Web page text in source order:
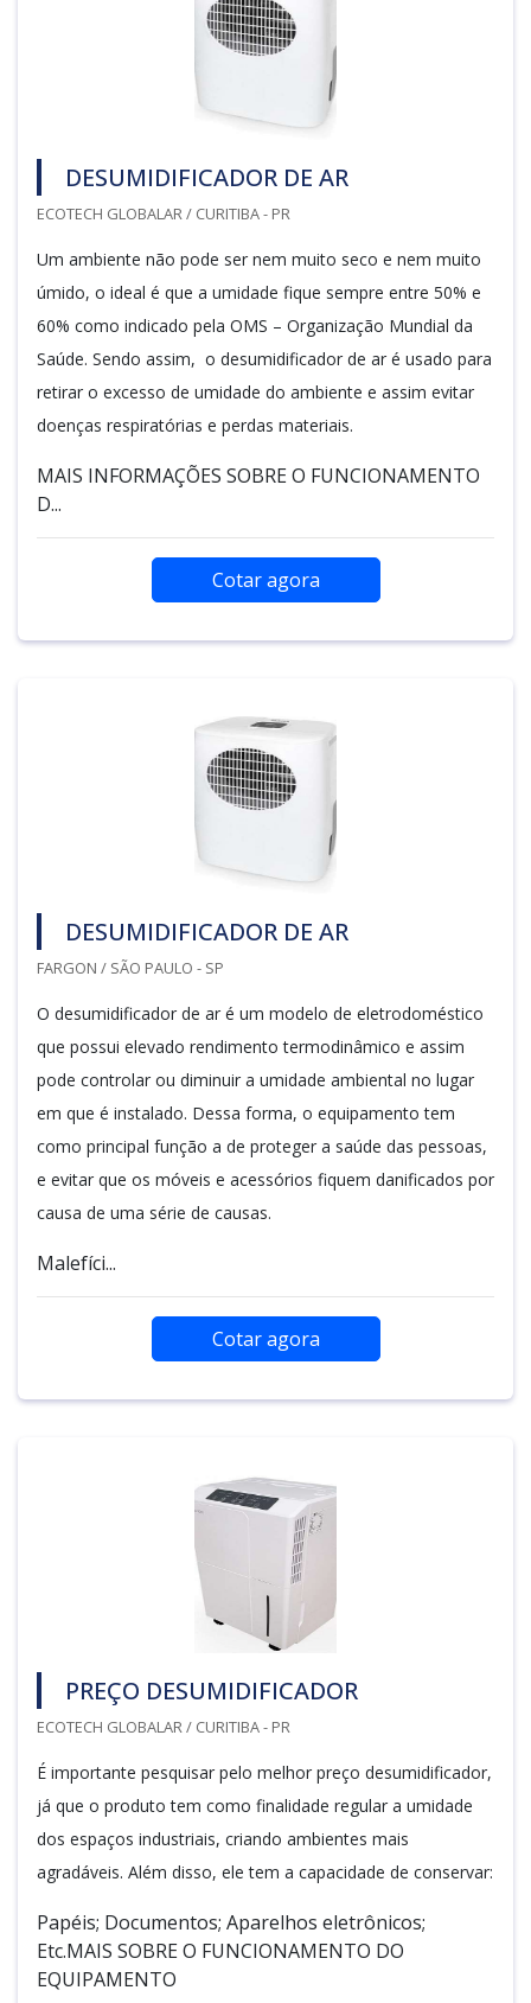
DESUMIDIFICADOR DE AR
ECOTECH GLOBALAR / CURITIBA - PR
Um ambiente não pode ser nem muito seco e nem muito
úmido, o ideal é que a umidade fique sempre entre 50% e
60% como indicado pela OMS – Organização Mundial da
Saúde. Sendo assim, o desumidificador de ar é usado para
retirar o excesso de umidade do ambiente e assim evitar
doenças respiratórias e perdas materiais.
MAIS INFORMAÇÕES SOBRE O FUNCIONAMENTO
D...
Cotar agora
DESUMIDIFICADOR DE AR
FARGON / SÃO PAULO - SP
O desumidificador de ar é um modelo de eletrodoméstico
que possui elevado rendimento termodinâmico e assim
pode controlar ou diminuir a umidade ambiental no lugar
em que é instalado. Dessa forma, o equipamento tem
como principal função a de proteger a saúde das pessoas,
e evitar que os móveis e acessórios fiquem danificados por
causa de uma série de causas.
Malefíci...
Cotar agora
PREÇO DESUMIDIFICADOR
ECOTECH GLOBALAR / CURITIBA - PR
É importante pesquisar pelo melhor preço desumidificador,
já que o produto tem como finalidade regular a umidade
dos espaços industriais, criando ambientes mais
agradáveis. Além disso, ele tem a capacidade de conservar:
Papéis; Documentos; Aparelhos eletrônicos;
Etc.MAIS SOBRE O FUNCIONAMENTO DO
EQUIPAMENTO